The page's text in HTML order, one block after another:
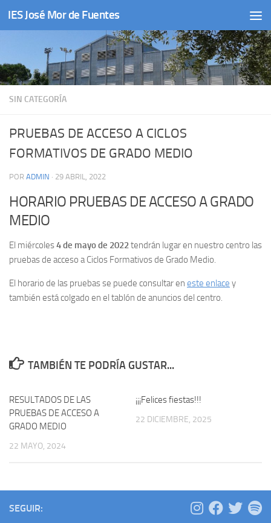
Saltar al contenido
IES José Mor de Fuentes
SIN CATEGORÍA
PRUEBAS DE ACCESO A CICLOS
FORMATIVOS DE GRADO MEDIO
POR ADMIN · 29 ABRIL, 2022
HORARIO PRUEBAS DE ACCESO A GRADO
MEDIO
El miércoles4 de mayo de 2022tendrán lugar en nuestro centro las
pruebas de acceso a Ciclos Formativos de Grado Medio.
El horario de las pruebas se puede consultar en este enlace y
también está colgado en el tablón de anuncios del centro.
TAMBIÉN TE PODRÍA GUSTAR...
RESULTADOS DE LAS
PRUEBAS DE ACCESO A
GRADO MEDIO
22 MAYO, 2024
¡¡¡Felices fiestas!!!
22 DICIEMBRE, 2025
SEGUIR: